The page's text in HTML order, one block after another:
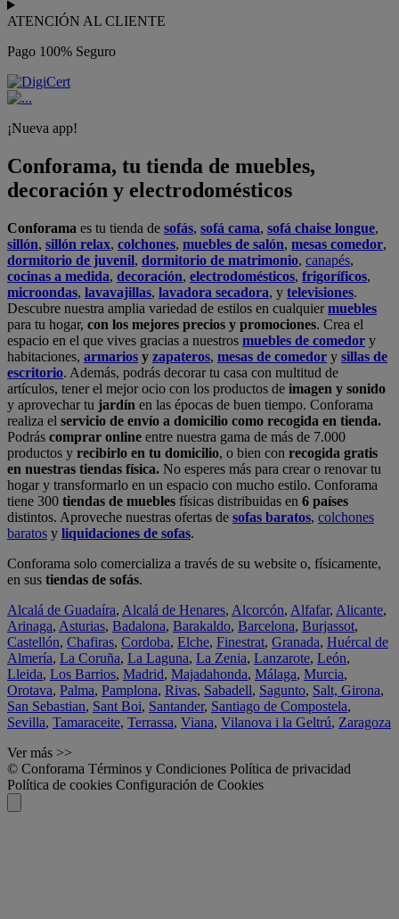
ATENCIÓN AL CLIENTE
Pago 100% Seguro
¡Nueva app!
Conforama, tu tienda de muebles,
decoración y electrodomésticos
Conforama es tu tienda de sofás, sofá cama, sofá chaise longue,
sillón, sillón relax, colchones, muebles de salón, mesas comedor,
dormitorio de juvenil, dormitorio de matrimonio, canapés,
cocinas a medida, decoración, electrodomésticos, frigoríficos,
microondas, lavavajillas, lavadora secadora, y televisiones.
Descubre nuestra amplia variedad de estilos en cualquiermuebles
para tu hogar, con los mejores precios y promociones. Crea el
espacio en el que vives gracias a nuestros muebles de comedor y
habitaciones, armarios y zapateros, mesas de comedor y sillas de
escritorio. Además, podrás decorar tu casa con multitud de
artículos, tener el mejor ocio con los productos de imagen y sonido
y aprovechar tu jardín en las épocas de buen tiempo. Conforama
realiza el servicio de envío a domicilio como recogida en tienda.
Podrás comprar online entre nuestra gama de más de 7.000
productos y recibirlo en tu domicilio, o bien con recogida gratis
en nuestras tiendas física. No esperes más para crear o renovar tu
hogar y transformarlo en un espacio con mucho estilo. Conforama
tiene 300 tiendas de muebles físicas distribuidas en 6 países
distintos. Aproveche nuestras ofertas de sofas baratos, colchones
baratos y liquidaciones de sofas.
Conforama solo comercializa a través de su website o, físicamente,
en sus tiendas de sofás.
Alcalá de Guadaíra, Alcalá de Henares, Alcorcón, Alfafar, Alicante,
Arinaga, Asturias, Badalona, Barakaldo, Barcelona, Burjassot,
Castellón, Chafiras, Cordoba, Elche, Finestrat, Granada, Huércal de
Almería, La Coruña, La Laguna, La Zenia, Lanzarote, León,
Lleida, Los Barrios, Madrid, Majadahonda, Málaga, Murcia,
Orotava, Palma, Pamplona, Rivas, Sabadell, Sagunto, Salt, Girona,
San Sebastian, Sant Boi, Santander, Santiago de Compostela,
Sevilla, Tamaraceite, Terrassa, Viana, Vilanova i la Geltrú, Zaragoza
Ver más >>
© Conforama Términos y Condiciones Política de privacidad
Política de cookies Configuración de Cookies